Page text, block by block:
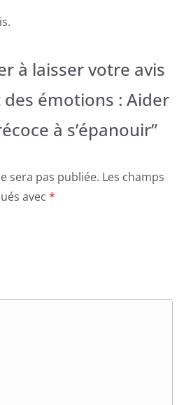
à laisser votre avis
des émotions : Aider
à s’épanouir”
sera pas publiée. Les champs
avec *